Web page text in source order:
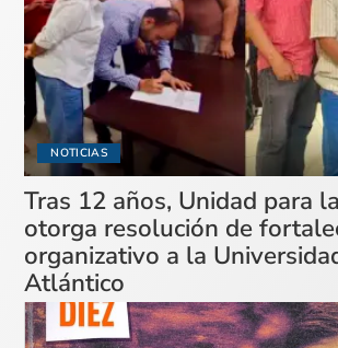
NOTICIAS
Tras 12 años, Unidad para
otorga resolución de
organizativo a la
Atlántico